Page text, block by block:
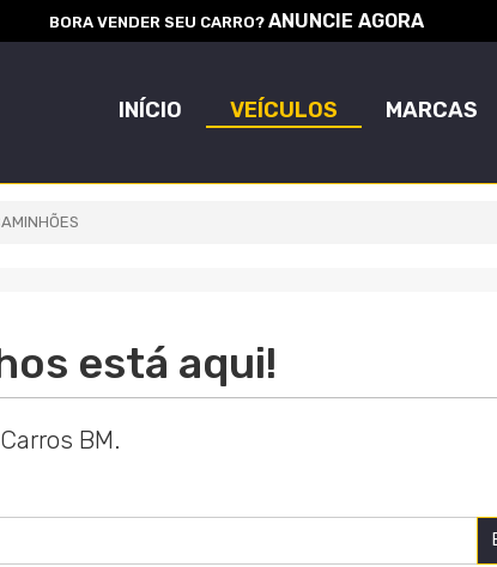
BORA VENDER SEU CARRO? ANUNCIE AGORA
INÍCIO VEÍCULOS MARCAS
está aqui!
BM.